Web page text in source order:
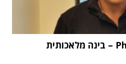
"העתיד הוא Physical AI – בינה מלאכותית